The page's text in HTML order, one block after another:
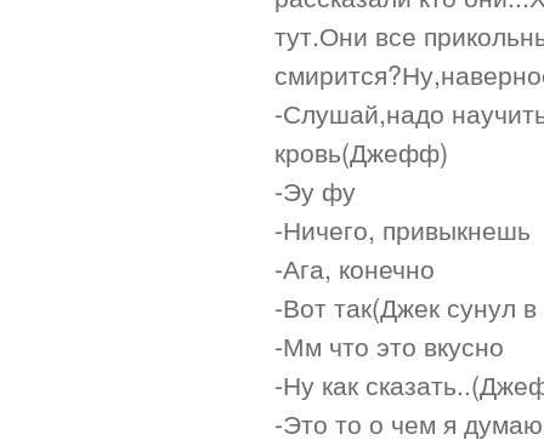
тут.Они все
-Слушай,надо
кровь(Джефф)
-Эу фу
-Ничего, привыкнешь
-Ага, конечно
-Вот так(Джек сунул
-Мм что это вкусно
-Ну как
-Это то о чем я